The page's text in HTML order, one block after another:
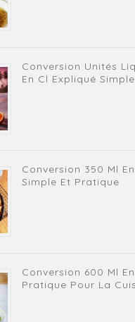
Conversion Unités
En Cl Expliqué
Conversion 350 Ml
Simple Et Pratique
Conversion 600 Ml
Pratique Pour La